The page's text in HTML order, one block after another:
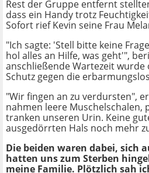
Rest der Gruppe entfernt
dass ein Handy trotz
Sofort rief Kevin seine Frau
"Ich sagte: 'Stell bitte keine
hol alles an Hilfe, was geht'",
anschließende Wartezeit wurde
Schutz gegen die
"Wir fingen an zu verdursten",
nahmen leere Muschelschalen,
tranken unseren Urin. Keine
ausgedörrten Hals noch mehr
Die beiden waren dabei, sich
hatten uns zum Sterben
meine Familie. Plötzlich sah